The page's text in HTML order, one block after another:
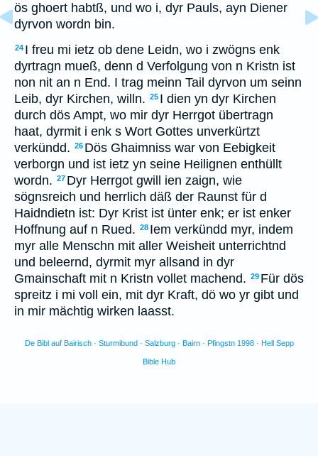
ös ghoert habtß, und wo i, dyr Pauls, ayn Diener
dyrvon wordn bin.
24 I freu mi ietz ob dene Leidn, wo i zwögns enk
dyrtragn mueß, denn d Verfolgung von n Kristn ist
non nit an n End. I trag meinn Tail dyrvon um seinn
Leib, dyr Kirchen, willn. 25 I dien yn dyr Kirchen
durch dös Ampt, wo mir dyr Herrgot übertragn
haat, dyrmit i enk s Wort Gottes unverkürtzt
verkündd. 26 Dös Ghaimniss war von Eebigkeit
verborgn und ist ietz yn seine Heilignen enthüllt
wordn. 27 Dyr Herrgot gwill ien zaign, wie
sögnsreich und herrlich däß der Raunst für d
Haidndietn ist: Dyr Krist ist ünter enk; er ist enker
Hoffnung auf n Rued. 28 Iem verkündd myr, indem
myr alle Menschn mit aller Weisheit unterrichtnd
und beleernd, dyrmit myr allsand in dyr
Gmainschaft mit n Kristn vollet machend. 29 Für dös
spreitz i mi voll ein, mit dyr Kraft, dö wo yr gibt und
in mir mächtig wirken laasst.
De Bibl auf Bairisch · Sturmibund · Salzburg · Bairn · Pfingstn 1998 · Hell Sepp
Bible Hub